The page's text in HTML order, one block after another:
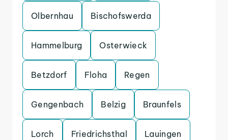
Olbernhau Bischofswerda
Hammelburg Osterwieck
Betzdorf Floha Regen
Gengenbach Belzig Braunfels
Lorch Friedrichsthal Lauingen